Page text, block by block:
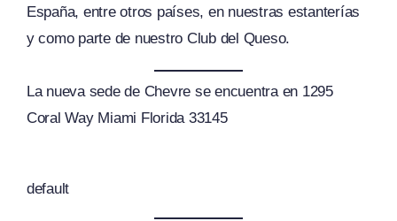
España, entre otros países, en nuestras estanterías
y como parte de nuestro Club del Queso.
La nueva sede de Chevre se encuentra en 1295
Coral Way Miami Florida 33145
default